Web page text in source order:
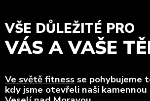
VŠE DŮLEŽITÉ PRO
VÁS A VAŠE
Ve světě fitness se pohybujeme
kdy jsme otevřeli naši